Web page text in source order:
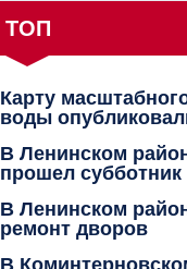
ТОП
Карту
воды
В Ленинском
прошел субботник
В Ленинском
ремонт дворов